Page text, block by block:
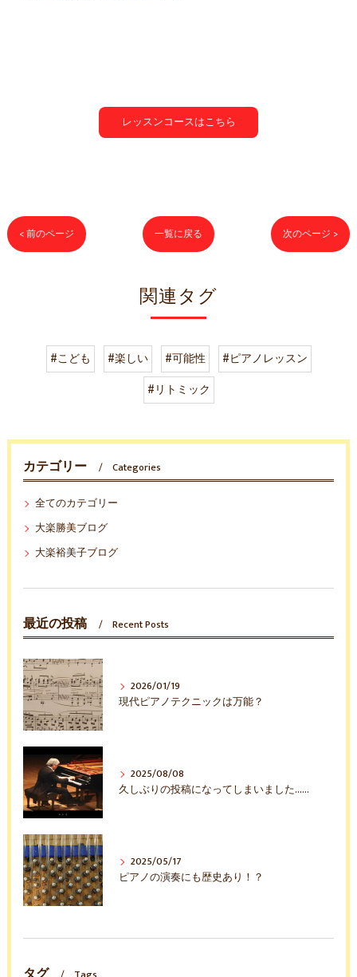
レッスンコースはこちら
< 前のページ 一覧に戻る 次のページ >
関連タグ
#こども #楽しい #可能性
#ピアノレッスン
#リトミック
カテゴリー Categories
全てのカテゴリー
大楽勝美ブログ
大楽裕美子ブログ
最近の投稿 Recent Posts
2026/01/19
現代ピアノテクニックは万能？
2025/08/08
久しぶりの投稿になってしまいました……
2025/05/17
ピアノの演奏にも歴史あり！？